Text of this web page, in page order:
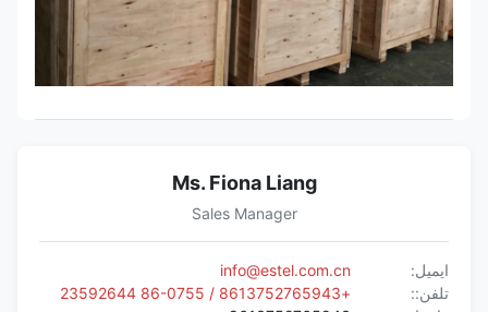
Ms. Fiona Liang
Sales Manager
ایمیل:
info@estel.com.cn
تلفن::
+8613752765943 / 86-0755 23592644